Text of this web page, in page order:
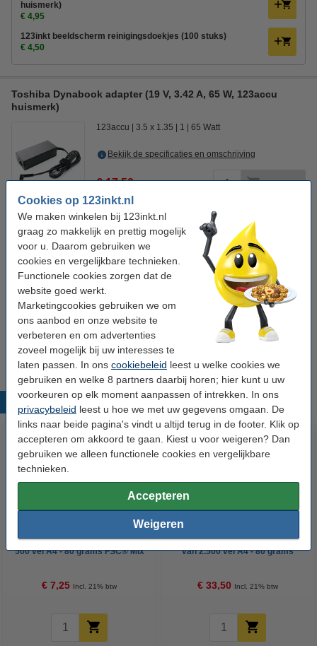
Cookies op 123inkt.nl
We maken winkelen bij 123inkt.nl
graag zo makkelijk en prettig mogelijk
voor u. Daarom gebruiken we
cookies en vergelijkbare technieken.
Functionele cookies zorgen dat de
website goed werkt.
Marketingcookies gebruiken we om
ons aanbod en onze website te
verbeteren en om advertenties
zoveel mogelijk bij uw interesses te
laten passen. In ons cookiebeleid leest u welke cookies we
gebruiken en welke 8 partners daarbij horen; hier kunt u uw
voorkeuren op elk moment aanpassen of intrekken. In ons
privacybeleid leest u hoe we met uw gegevens omgaan. De
links naar beide pagina's vindt u altijd terug in de footer. Klik op
accepteren om akkoord te gaan. Kiest u voor weigeren? Dan
gebruiken we alleen functionele cookies en vergelijkbare
technieken.
Accepteren
Weigeren
huismerk)
€ 4,95
123inkt beeldscherm reinigingsdoekjes (100 stuks)
€ 4,50
Toshiba Dynabook adapter (19 V, 3.42 A, 65 W, 123accu
huismerk)
123accu 3.5 x 1.35 1 65 Watt
Bekijk de specificaties en omschrijving
€ 17,50 Bestellen
Tip: meebestellen
C5 EU-kabel voor netstroom (3 meter, Haaks, 123accu
huismerk)
€ 5,50
C5 EU-kabel voor netstroom (1,8 meter, Haaks, 123accu
huismerk)
123inkt beeldscherm reinigingsdoekjes (100 stuks)
Populaire producten
123inkt kopieerpapier 1 pak van
500 vel A4 - 80 grams FSC® Mix
€ 7,25 Incl. 21% btw
123inkt kopieerpapier 1 doos
van 2.500 vel A4 - 80 grams
€ 33,50 Incl. 21% btw